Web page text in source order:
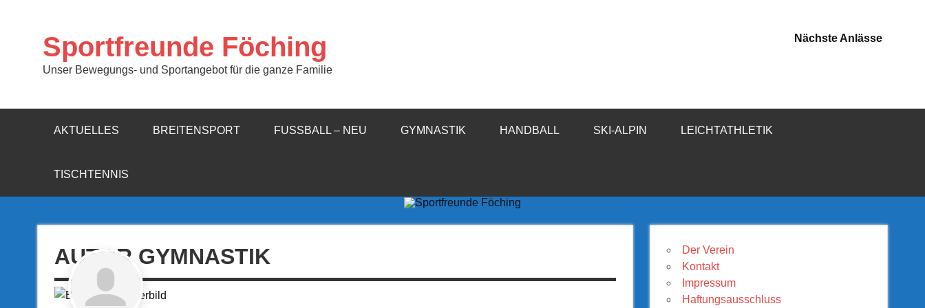
Sportfreunde Föching
Unser Bewegungs- und Sportangebot für die ganze Familie
Nächste Anlässe
AKTUELLES BREITENSPORT FUSSBALL – NEU GYMNASTIK HANDBALL SKI-ALPIN LEICHTATHLETIK
TISCHTENNIS
AUTOR GYMNASTIK
Der Verein
Kontakt
Impressum
Haftungsausschluss